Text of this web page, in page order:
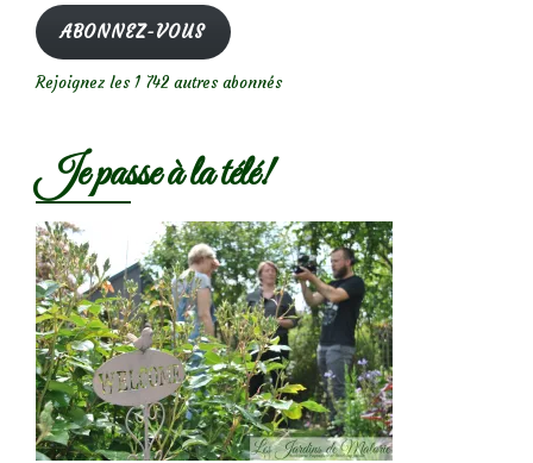
mail
ABONNEZ-VOUS
Rejoignez les 1 742 autres abonnés
Je passe à la télé!